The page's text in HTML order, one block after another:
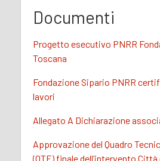
Documenti
Progetto esecutivo PNRR
Toscana
Fondazione Sipario PNRR
lavori
Allegato A Dichiarazione
Approvazione del Quadro
(QTE) finale dell’intervento